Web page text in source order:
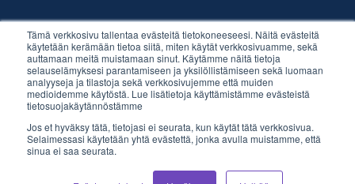
Tämä verkkosivu tallentaa evästeitä tietokoneeseesi. Näitä evästeitä
käytetään kerämään tietoa siitä, miten käytät verkkosivuamme, sekä
auttamaan meitä muistamaan sinut. Käytämme näitä tietoja
selauselämyksesi parantamiseen ja yksilöllistämiseen sekä luomaan
analyyseja ja tilastoja sekä verkkosivujemme että muiden
medioidemme käytöstä. Lue lisätietoja käyttämistämme evästeistä
tietosuojakäytännöstämme
Jos et hyväksy tätä, tietojasi ei seurata, kun käytät tätä verkkosivua.
Selaimessasi käytetään yhtä evästettä, jonka avulla muistamme, että
sinua ei saa seurata.
Sähköposti
myynti@vilkas.fi
laskutus@vilkas.fi